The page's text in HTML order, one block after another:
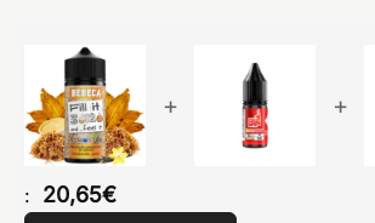
+ +
: 20,65€